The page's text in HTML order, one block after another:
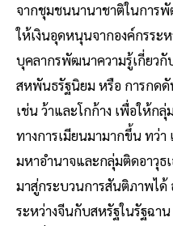
จากชุมชนนานาชาติในการ
ให้เงินอุดหนุนจากองค์กรระ
บุคลากรพัฒนาความรู้เกี่ยวกั
สหพันธรัฐนิยม หรือ การกดดั
เช่น ว้าและโกก้าง เพื่อให้ก
ทางการเมียนมามากขึ้น ทว่า
มหาอำนาจและกลุ่มติดอาวุธ
มาสู่กระบวนการสันติภาพได้
ระหว่างจีนกับสหรัฐในรัฐฉา